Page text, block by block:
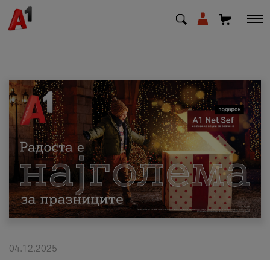
МК EN SQ
Приватни Деловни
Поддршка
Надополни кредит
04.12.2025